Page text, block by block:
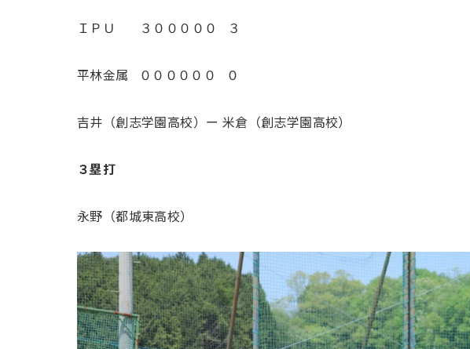
ＩＰＵ ３０００００ ３
平林金属 ００００００ ０
吉井（創志学園高校）ー 米倉（創志学園高校）
３塁打
永野（都城東高校）